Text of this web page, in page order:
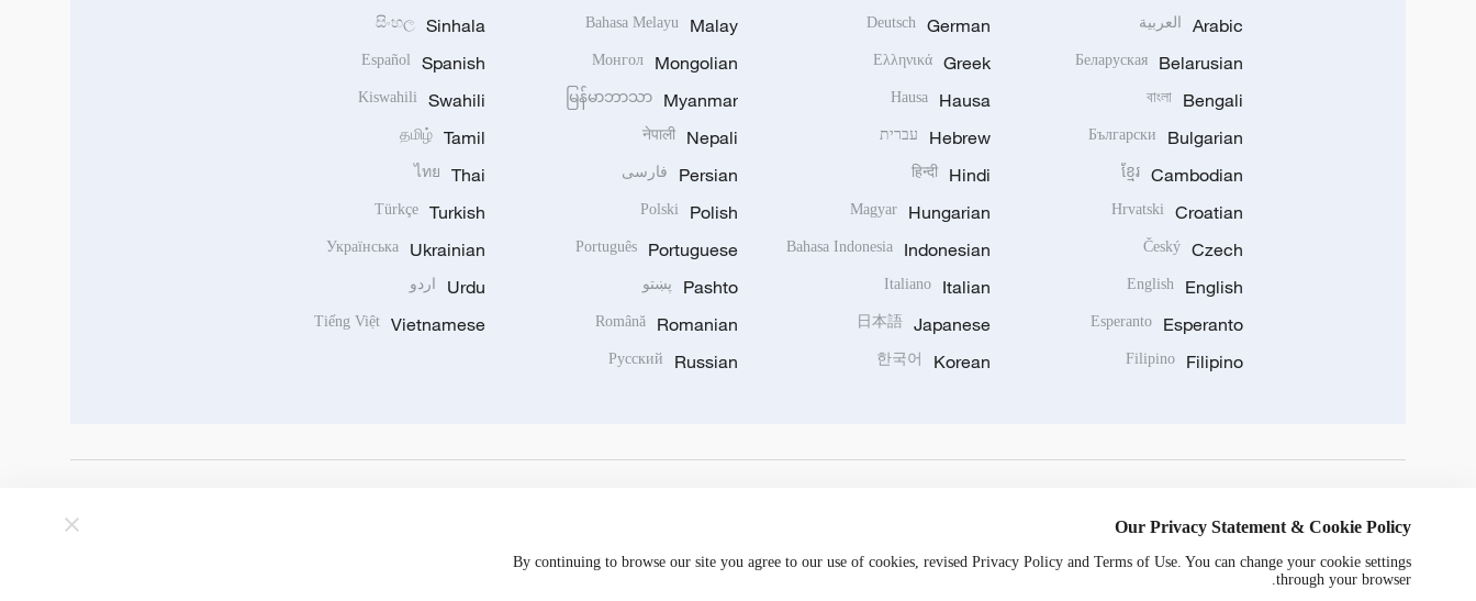
Arabic العربية
Belarusian
Беларуская
Bengali
বাংলা
Bulgarian
Български
Cambodian
ខ្មែរ
Croatian
Hrvatski
Czech
Český
English
English
Esperanto
Esperanto
Filipino
Filipino
German
Deutsch
Greek
Ελληνικά
Hausa
Hausa
Hebrew עברית
Hindi
हिन्दी
Hungarian
Magyar
Indonesian
Bahasa Indonesia
Italian
Italiano
Japanese
日本語
Korean
한국어
Malay
Bahasa Melayu
Mongolian
Монгол
Myanmar
မြန်မာဘာသာ
Nepali
नेपाली
Persian فارسی
Polish
Polski
Portuguese
Português
Pashto پښتو
Romanian
Română
Russian
Русский
Sinhala
සිංහල
Spanish
Español
Swahili
Kiswahili
Tamil
தமிழ்
Thai
ไทย
Turkish
Türkçe
Ukrainian
Українська
Urdu اردو
Vietnamese
Tiếng Việt
Our Privacy Statement & Cookie Policy
By continuing to browse our site you agree to our use of cookies, revised Privacy Policy and Terms of Use. You can change your cookie settings
through your browser.